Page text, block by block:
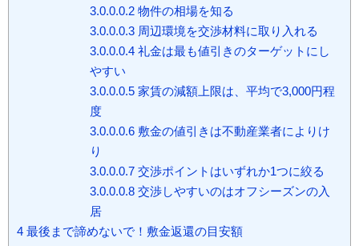
3.0.0.0.2 物件の相場を知る
3.0.0.0.3 周辺環境を交渉材料に取り入れる
3.0.0.0.4 礼金は最も値引きのターゲットにし
やすい
3.0.0.0.5 家賃の減額上限は、平均で3,000円程
度
3.0.0.0.6 敷金の値引きは不動産業者によりけ
り
3.0.0.0.7 交渉ポイントはいずれか1つに絞る
3.0.0.0.8 交渉しやすいのはオフシーズンの入
居
4 最後まで諦めないで！敷金返還の目安額